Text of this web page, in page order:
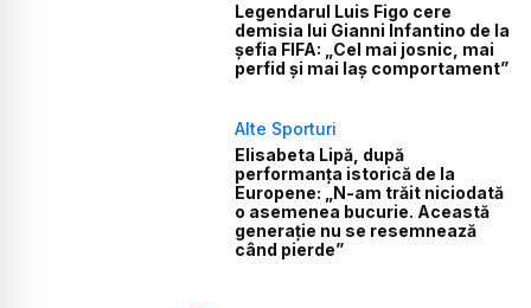
Legendarul Luis Figo cere
demisia lui Gianni Infantino de la
șefia FIFA: „Cel mai josnic, mai
perfid și mai laș comportament”
Alte Sporturi
Elisabeta Lipă, după
performanța istorică de la
Europene: „N-am trăit niciodată
o asemenea bucurie. Această
generație nu se resemnează
când pierde”